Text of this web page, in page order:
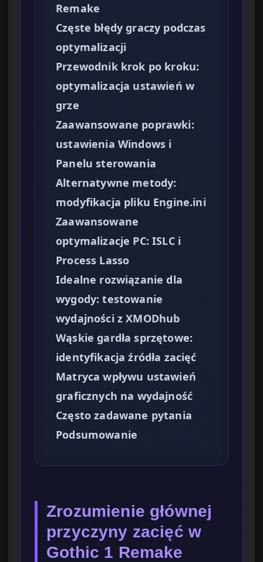
Remake
Częste błędy graczy podczas
optymalizacji
Przewodnik krok po kroku:
optymalizacja ustawień w
grze
Zaawansowane poprawki:
ustawienia Windows i
Panelu sterowania
Alternatywne metody:
modyfikacja pliku Engine.ini
Zaawansowane
optymalizacje PC: ISLC i
Process Lasso
Idealne rozwiązanie dla
wygody: testowanie
wydajności z XMODhub
Wąskie gardła sprzętowe:
identyfikacja źródła zacięć
Matryca wpływu ustawień
graficznych na wydajność
Często zadawane pytania
Podsumowanie
Zrozumienie głównej
przyczyny zacięć w
Gothic 1 Remake